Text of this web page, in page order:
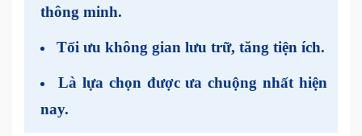
thông minh.
Tối ưu không gian lưu trữ, tăng tiện ích.
Là lựa chọn được ưa chuộng nhất hiện
nay.